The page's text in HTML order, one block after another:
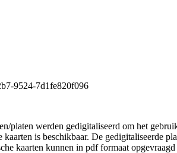
9524-7d1fe820f096
platen werden gedigitaliseerd om het
kaarten is beschikbaar. De gedigitaliseerde
kaarten kunnen in pdf formaat